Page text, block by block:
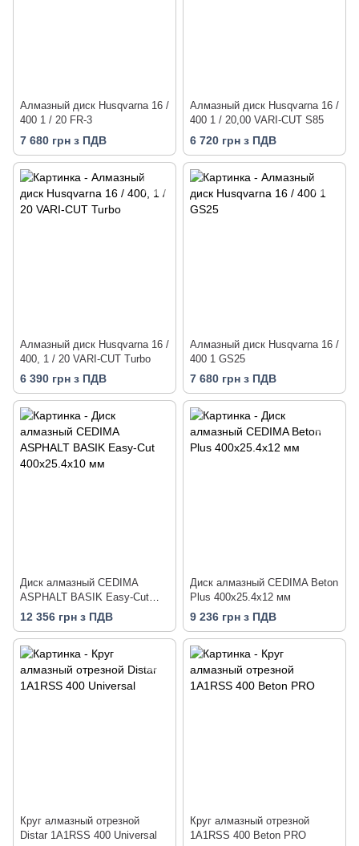
Алмазный диск Husqvarna 16 /
400 1 / 20 FR-3
7 680 грн з ПДВ
Алмазный диск Husqvarna 16 /
400 1 / 20,00 VARI-CUT S85
6 720 грн з ПДВ
Алмазный диск Husqvarna 16 /
400, 1 / 20 VARI-CUT Turbo
6 390 грн з ПДВ
Алмазный диск Husqvarna 16 /
400 1 GS25
7 680 грн з ПДВ
Диск алмазный CEDIMA
ASPHALT BASIK Easy-Cut
400х25.4х10 мм
12 356 грн з ПДВ
Диск алмазный CEDIMA Beton
Plus 400х25.4х12 мм
9 236 грн з ПДВ
Круг алмазный отрезной
Distar 1A1RSS 400 Universal
Круг алмазный отрезной
1A1RSS 400 Beton PRO